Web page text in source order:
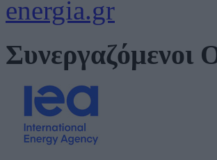
Συνεργαζόμενοι